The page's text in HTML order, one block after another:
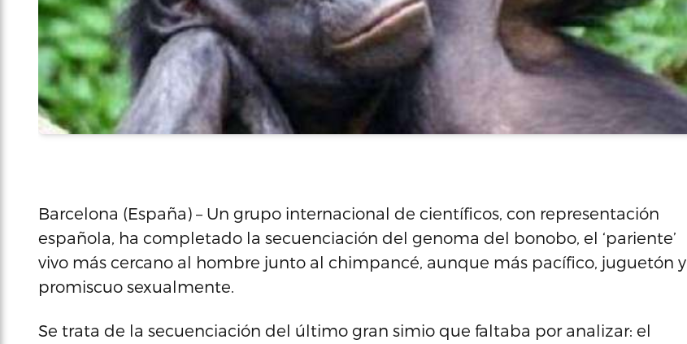
Barcelona (España) – Un grupo internacional de científicos, con representación
española, ha completado la secuenciación del genoma del bonobo, el ‘pariente’
vivo más cercano al hombre junto al chimpancé, aunque más pacífico, juguetón y
promiscuo sexualmente.
Se trata de la secuenciación del último gran simio que faltaba por analizar: el